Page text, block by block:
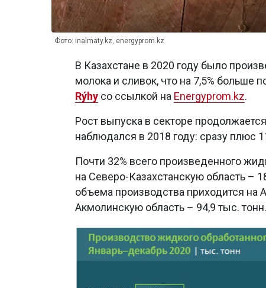
Фото: inalmaty.kz, energyprom.kz
В Казахстане в 2020 году было
молока и сливок, что на 7,5% больше
Rýhy со ссылкой на Energyprom.kz.
Рост выпуска в секторе
наблюдался в 2018 году: сразу плюс
Почти 32% всего произведенного
на Северо-Казахстанскую область –
объема производства приходится на
Акмолинскую область – 94,9 тыс. тонн.